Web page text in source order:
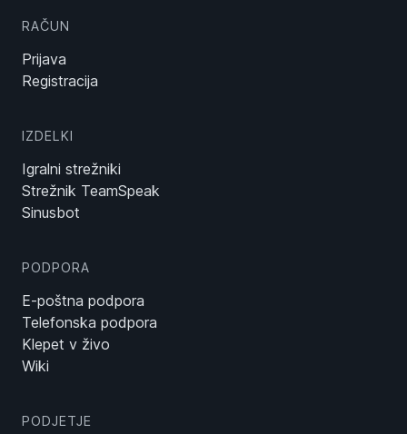
RAČUN
Prijava
Registracija
IZDELKI
Igralni strežniki
Strežnik TeamSpeak
Sinusbot
PODPORA
E-poštna podpora
Telefonska podpora
Klepet v živo
Wiki
PODJETJE